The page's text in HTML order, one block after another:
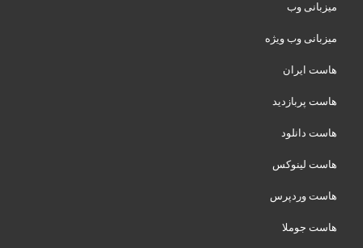
میزبانی وب
میزبانی وب ویژه
هاست ایران
هاست پربازدید
هاست دانلود
هاست لینوکس
هاست وردپرس
هاست جوملا